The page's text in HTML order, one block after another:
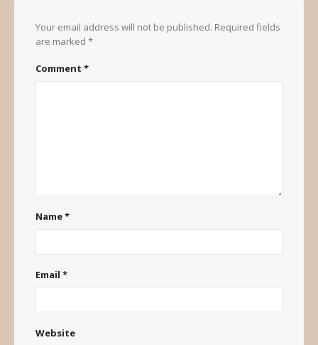
Your email address will not be published. Required fields
are marked *
Comment *
Name*
Email *
Website